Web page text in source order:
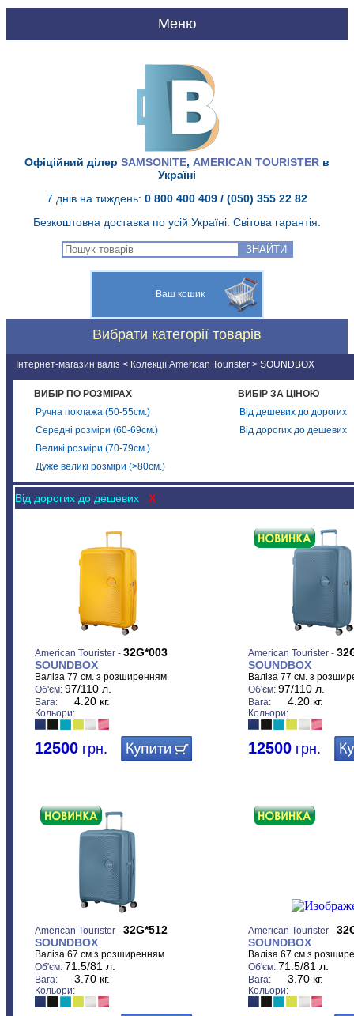
Про нас
Доставка і оплата
Якість Samsonite
Контакти
Офіційний ділер SAMSONITE, AMERICAN TOURISTER в
Україні
7 днів на тиждень: 0 800 400 409 / (050) 355 22 82
Безкоштовна доставка по усій Україні. Світова гарантія.
ЗНАЙТИ
Ваш кошик
Вибрати категорії товарів
Інтернет-магазин валіз < Колекції American Tourister > SOUNDBOX
ВИБІР ПО РОЗМІРАХ
Ручна поклажа (50-55см.)
Середні розміри (60-69см.)
Великі розміри (70-79см.)
Дуже великі розміри (>80см.)
ВИБІР ЗА ЦІНОЮ
Від дешевих до дорогих
Від дорогих до дешевих
Від дорогих до дешевих X
American Tourister - 32G*003
SOUNDBOX
Валіза 77 см. з розширенням
Об'єм: 97/110 л.
Вага: 4.20 кг.
Кольори:
12500 грн.
American Tourister -
SOUNDBOX
Валіза 77 см. з
Об'єм: 97/110 л.
Вага: 4.20 кг.
Кольори:
12500 грн.
American Tourister - 32G*512
SOUNDBOX
Валіза 67 см з розширенням
Об'єм: 71.5/81 л.
Вага: 3.70 кг.
Кольори:
American Tourister -
SOUNDBOX
Валіза 67 см з
Об'єм: 71.5/81 л.
Вага: 3.70 кг.
Кольори: